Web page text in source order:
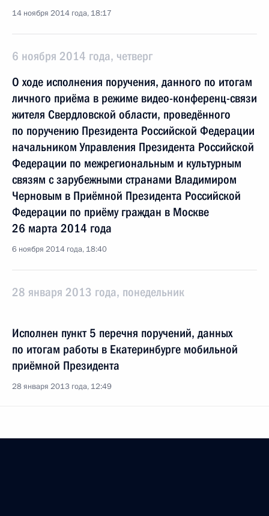
14 ноября 2014 года, 18:17
6 ноября 2014 года, четверг
О ходе исполнения поручения, данного по итогам
личного приёма в режиме видео-конференц-связи
жителя Свердловской области, проведённого
по поручению Президента Российской Федерации
начальником Управления Президента Российской
Федерации по межрегиональным и культурным
связям с зарубежными странами Владимиром
Черновым в Приёмной Президента Российской
Федерации по приёму граждан в Москве
26 марта 2014 года
6 ноября 2014 года, 18:40
28 января 2013 года, понедельник
Исполнен пункт 5 перечня поручений, данных
по итогам работы в Екатеринбурге мобильной
приёмной Президента
28 января 2013 года, 12:49